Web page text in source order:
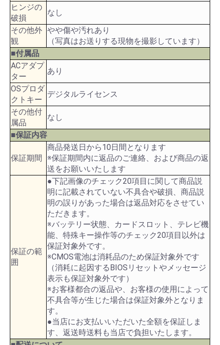
ヒンジの
破損
なし
その他外
観
やや傷や汚れあり
（写真はお送りする現物を撮影しています）
■付属品
ACアダプ
ター
あり
OSプロダ
クトキー
デジタルライセンス
その他付
属品
なし
■保証内容
保証期間
商品発送日から10日間となります
※保証期間内に返品のご連絡、および商品の返
送をお願いいたします
保証の範
囲
●下記画像のチェック20項目に関して商品説
明に記載されていない不具合や破損、商品説
明の誤りがあった場合は返品対応をさせてい
ただきます。
※バッテリー状態、カードスロット、テレビ機
能、特殊キー操作等のチェック20項目以外は
保証対象外です。
※CMOS電池は消耗品のため保証対象外です
（消耗に起因するBIOSリセットやメッセージ
表示も保証対象外です）
※お客様都合の返品や、お客様の使用によって
不具合等が生じた場合は保証対象外となりま
す。
●当店にお支払いいただいた全額を保証しま
す、返送時送料も当店で負担いたします。